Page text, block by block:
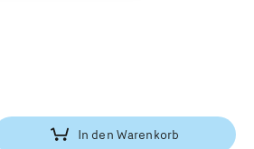
In den Warenkorb